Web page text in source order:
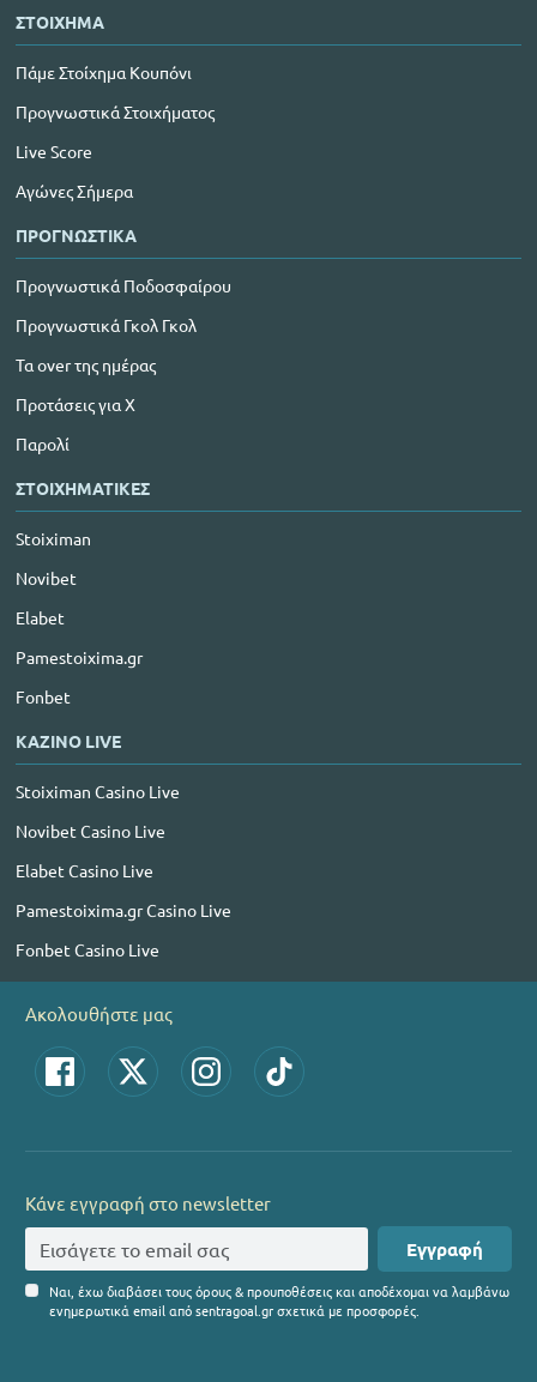
ΣΤΟΙΧΗΜΑ
Πάμε Στοίχημα Κουπόνι
Προγνωστικά Στοιχήματος
Live Score
Αγώνες Σήμερα
ΠΡΟΓΝΩΣΤΙΚΑ
Προγνωστικά Ποδοσφαίρου
Προγνωστικά Γκολ Γκολ
Τα over της ημέρας
Προτάσεις για Χ
Παρολί
ΣΤΟΙΧΗΜΑΤΙΚΕΣ
Stoiximan
Novibet
Elabet
Pamestoixima.gr
Fonbet
ΚΑΖΙΝΟ LIVE
Stoiximan Casino Live
Novibet Casino Live
Elabet Casino Live
Pamestoixima.gr Casino Live
Fonbet Casino Live
Ακολουθήστε μας
Κάνε εγγραφή στο newsletter
Εγγραφή
Ναι, έχω διαβάσει τους όρους & προυποθέσεις και αποδέχομαι να λαμβάνω
ενημερωτικά email από sentragoal.gr σχετικά με προσφορές.